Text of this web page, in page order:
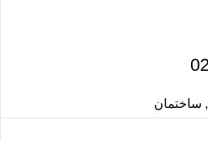
, ساختمان